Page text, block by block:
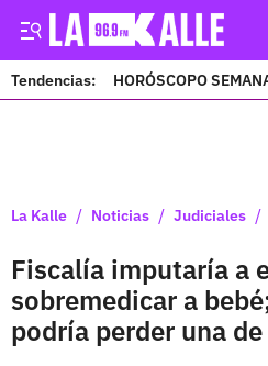
Tendencias: HORÓSCOPO
La Kalle / Noticias / Judiciales /
Fiscalía imputaría a
sobremedicar a
podría perder una